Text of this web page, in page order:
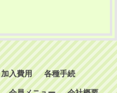
加入費用 各種手続